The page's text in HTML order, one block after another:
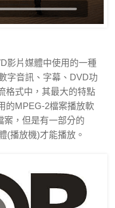
影片媒體中使用的一種
字音訊、字幕、DVD功
格式中，其最大的特點
的MPEG-2檔案播放軟
案，但是有一部分的
(播放機)才能播放。